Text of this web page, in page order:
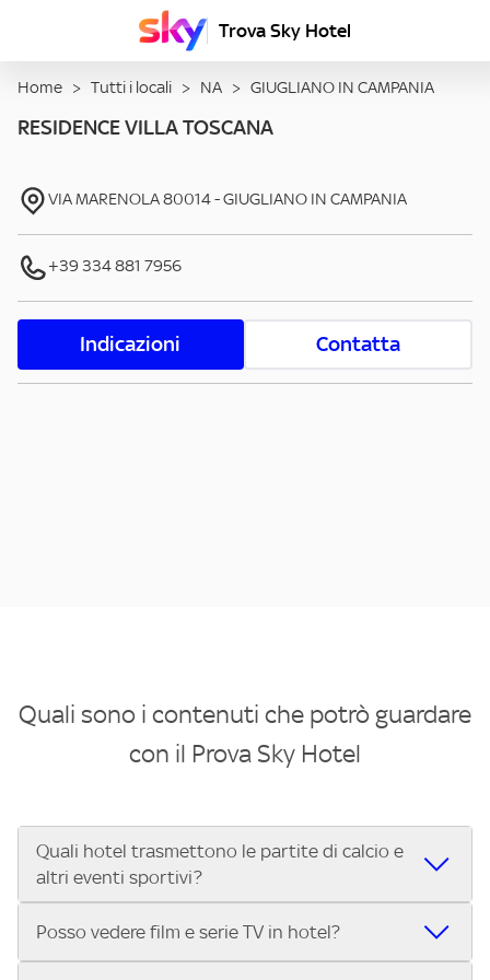
Trova Sky Hotel
Home > Tutti i locali > NA > GIUGLIANO IN CAMPANIA
RESIDENCE VILLA TOSCANA
VIA MARENOLA80014-GIUGLIANO IN CAMPANIA
+39 334 881 7956
Indicazioni Contatta
Quali sono i contenuti che potrò guardare
con il Prova Sky Hotel
Quali hotel trasmettono le partite di calcio e
altri eventi sportivi?
Se cerchi un hotel dove poter vedere le partite di Serie A,
Posso vedere film e serie TV in hotel?